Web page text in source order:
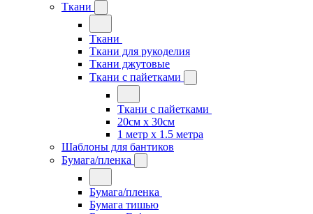
Ткани
Ткани
Ткани для рукоделия
Ткани джутовые
Ткани с пайетками
Ткани с пайетками
20см х 30см
1 метр х 1.5 метра
Шаблоны для бантиков
Бумага/пленка
Бумага/пленка
Бумага тишью